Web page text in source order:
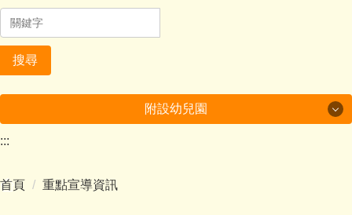
搜尋
附設幼兒園
行政及成果
:::
首頁 重點宣導資訊